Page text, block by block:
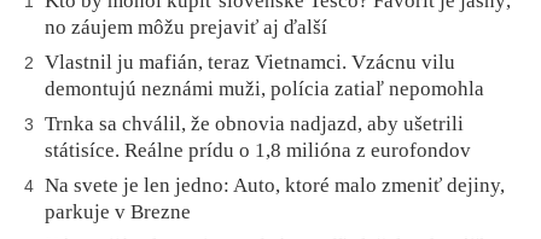
no záujem môžu prejaviť aj ďalší
2
Vlastnil ju mafián, teraz Vietnamci. Vzácnu vilu
demontujú neznámi muži, polícia zatiaľ nepomohla
3
Trnka sa chválil, že obnovia nadjazd, aby ušetrili
státisíce. Reálne prídu o 1,8 milióna z eurofondov
4 Na svete je len jedno: Auto, ktoré malo zmeniť dejiny,
parkuje v Brezne